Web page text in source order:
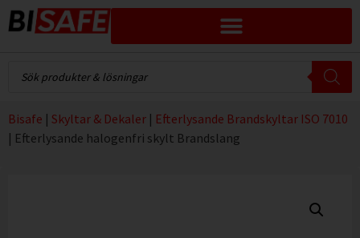
Bisafe | Skyltar & Dekaler | Efterlysande Brandskyltar ISO 7010
| Efterlysande halogenfri skylt Brandslang